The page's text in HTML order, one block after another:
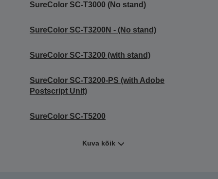
SureColor SC-T3000 (No stand)
SureColor SC-T3200N - (No stand)
SureColor SC-T3200 (with stand)
SureColor SC-T3200-PS (with Adobe
Postscript Unit)
SureColor SC-T5200
Kuva kõik